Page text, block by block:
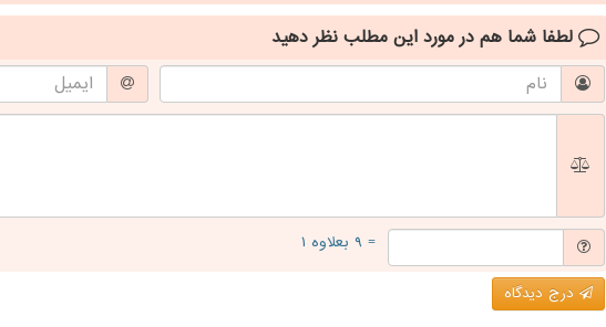
لطفا شما هم در مورد این مطلب نظر دهید
= ۹ بعلاوه ۱
درج دیدگاه